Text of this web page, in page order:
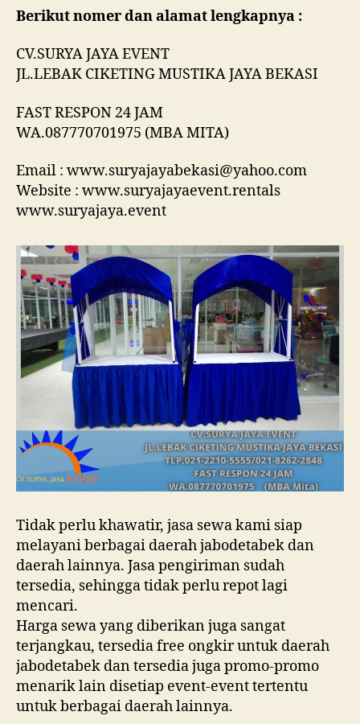
Berikut nomer dan alamat lengkapnya :
CV.SURYA JAYA EVENT
JL.LEBAK CIKETING MUSTIKA JAYA BEKASI
FAST RESPON 24 JAM
WA.087770701975 (MBA MITA)
Email : www.suryajayabekasi@yahoo.com
Website : www.suryajayaevent.rentals
www.suryajaya.event
Tidak perlu khawatir, jasa sewa kami siap
melayani berbagai daerah jabodetabek dan
daerah lainnya. Jasa pengiriman sudah
tersedia, sehingga tidak perlu repot lagi
mencari.
Harga sewa yang diberikan juga sangat
terjangkau, tersedia free ongkir untuk daerah
jabodetabek dan tersedia juga promo-promo
menarik lain disetiap event-event tertentu
untuk berbagai daerah lainnya.